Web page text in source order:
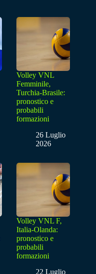
Volley VNL
Femminile,
Turchia-Brasile:
pronostico e
probabili
formazioni
26 Luglio
2026
Volley VNL F,
Italia-Olanda:
pronostico e
probabili
formazioni
22 Luglio